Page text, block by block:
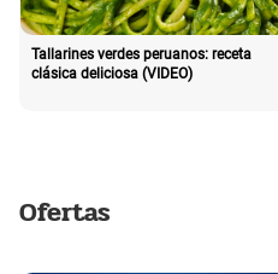
Tallarines verdes peruanos: receta
clásica deliciosa (VIDEO)
Ofertas